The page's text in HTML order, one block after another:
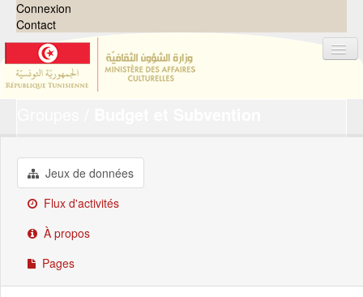
Connexion
Contact
Groupes
Demandes
À propos
Jeux de données
Flux d'activités
À propos
Pages